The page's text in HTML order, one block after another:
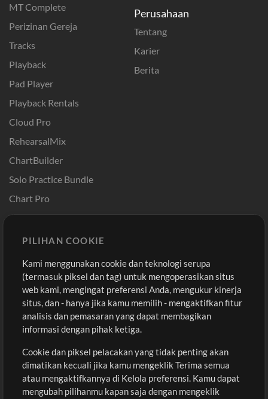
MT Complete
Perizinan Gereja
Tracks
Playback
Pad Player
Playback Rentals
Cloud Pro
RehearsalMix
ChartBuilder
Solo Practice Bundle
Chart Pro
Template ProPresenter
Sound
Perusahaan
Tentang
Karier
Berita
Pembelian
Beli Kredit
Konten Gratis
Permintaan Lagu
Lain-lain
Sesi
Kirimkan musik kamu
Akun
Masuk
Daftar
Lihat Keranjang
PILIHAN COOKIE
Kami menggunakan cookie dan teknologi serupa
(termasuk piksel dan tag) untuk mengoperasikan situs
web kami, mengingat preferensi Anda, mengukur kinerja
situs, dan - hanya jika kamu memilih - mengaktifkan fitur
analisis dan pemasaran yang dapat membagikan
informasi dengan pihak ketiga.
Cookie dan piksel pelacakan yang tidak penting akan
dimatikan kecuali jika kamu mengeklik Terima semua
atau mengaktifkannya di Kelola preferensi. Kamu dapat
mengubah pilihanmu kapan saja dengan mengeklik